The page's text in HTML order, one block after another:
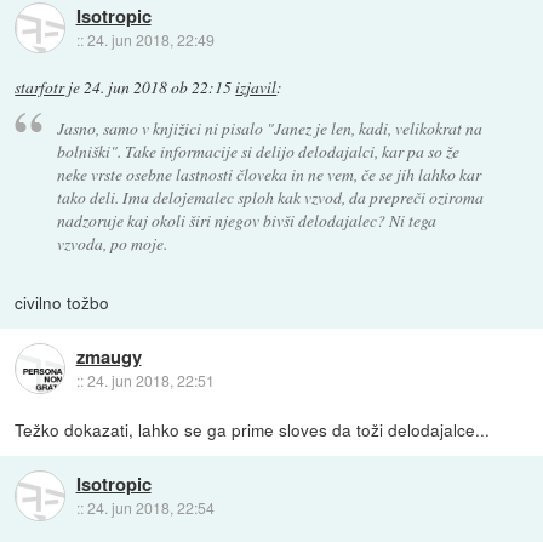
Isotropic
::24. jun 2018, 22:49
starfotrje24. jun 2018 ob 22:15izjavil:
Jasno, samo v knjižici ni pisalo "Janez je len, kadi, velikokrat na
bolniški". Take informacije si delijo delodajalci, kar pa so že
neke vrste osebne lastnosti človeka in ne vem, če se jih lahko kar
tako deli. Ima delojemalec sploh kak vzvod, da prepreči oziroma
nadzoruje kaj okoli širi njegov bivši delodajalec? Ni tega
vzvoda, po moje.
civilno tožbo
zmaugy
::24. jun 2018, 22:51
Težko dokazati, lahko se ga prime sloves da toži delodajalce...
Isotropic
::24. jun 2018, 22:54